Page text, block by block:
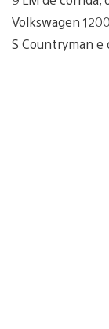
Volkswagen
S Countryman e